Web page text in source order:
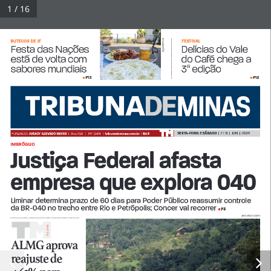
Pular
conteúdo
Tribuna Impressa Menu
© 2026 Tribuna Impressa• Built with
Justiça Federal afasta
empresa que explora 040
IMBRÓGLIO
FUNDADOR JURACY AZEVEDO NEVES | Ano XLIII
   |   Nº  9.414   |
tribunademinas.com.br
  |
R$ 3
Liminar determina prazo de 60 dias para Poder Público reassumir controle
da BR-040 no trecho entre Rio e Petrópolis; Concer vai recorrer • P3
SEXTA-FEIRA E SÁBADO
  |  7 E 8  |  JUN  |  2
024
LEONARDO COSTA
Delícias do Vale
do Café chega a
3ª edição
Festa das Nações
está de volta com
sabores mundiais
FESTIVAL
BUTECOS DE JF
• P12
• P13
D
A A D
A
ALMG aprova
reajuste de
DIVULGAÇÃO
1 / 16